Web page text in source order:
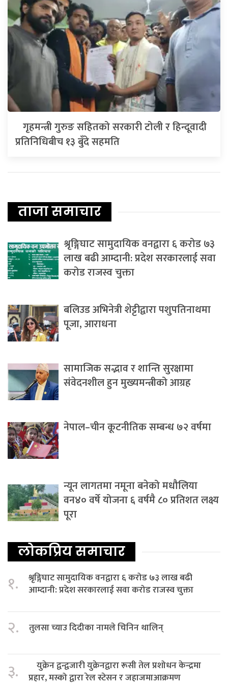
गृहमन्त्री गुरुङ सहितको सरकारी टोली र हिन्दूवादी
प्रतिनिधिबीच १३ बुँदे सहमति
ताजा समाचार
श्रृङ्गिघाट सामुदायिक वनद्वारा ६ करोड ७३
लाख बढी आम्दानी: प्रदेश सरकारलाई सवा
करोड राजस्व चुक्ता
बलिउड अभिनेत्री शेट्टीद्वारा पशुपतिनाथमा
पूजा, आराधना
सामाजिक सद्भाव र शान्ति सुरक्षामा
संवेदनशील हुन मुख्यमन्त्रीको आग्रह
नेपाल–चीन कूटनीतिक सम्बन्ध ७२ वर्षमा
न्यून लागतमा नमूना बनेको मधौलिया
वन४० वर्षे योजना ६ वर्षमै ८० प्रतिशत लक्ष्य
पूरा
लोकप्रिय समाचार
१.
श्रृङ्गिघाट सामुदायिक वनद्वारा ६ करोड ७३ लाख बढी
आम्दानी: प्रदेश सरकारलाई सवा करोड राजस्व चुक्ता
२. तुलसा च्याउ दिदीका नामले चिनिन थालिन्
३.
युक्रेन द्वन्द्वजारी युक्रेनद्वारा रूसी तेल प्रशोधन केन्द्रमा
प्रहार, मस्को द्वारा रेल स्टेसन र जहाजमाआक्रमण